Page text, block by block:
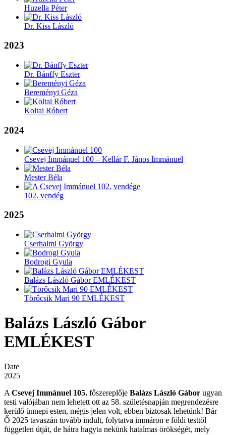
Huzella Péter
Dr. Kiss László
2023
Dr. Bánffy Eszter
Bereményi Géza
Koltai Róbert
2024
Csevej Immánuel 100 – Kellár F. János Immánuel
Mester Béla
102. vendég
2025
Cserhalmi György
Bodrogi Gyula
Balázs László Gábor EMLÉKEST
Törőcsik Mari 90 EMLÉKEST
Balázs László Gábor
EMLÉKEST
Date
2025
A Csevej Immánuel 105. főszereplője Balázs László Gábor ugyan
testi valójában nem lehetett ott az 58. születésnapján megrendezésre
kerülő ünnepi esten, mégis jelen volt, ebben biztosak lehetünk! Bár
Ő 2025 tavaszán tovább indult, folytatva immáron e földi testtől
független útját, de hátra hagyta nekünk hatalmas örökségét, mely